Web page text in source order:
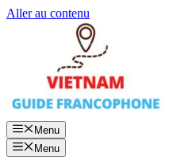
Aller au contenu
Menu
Menu